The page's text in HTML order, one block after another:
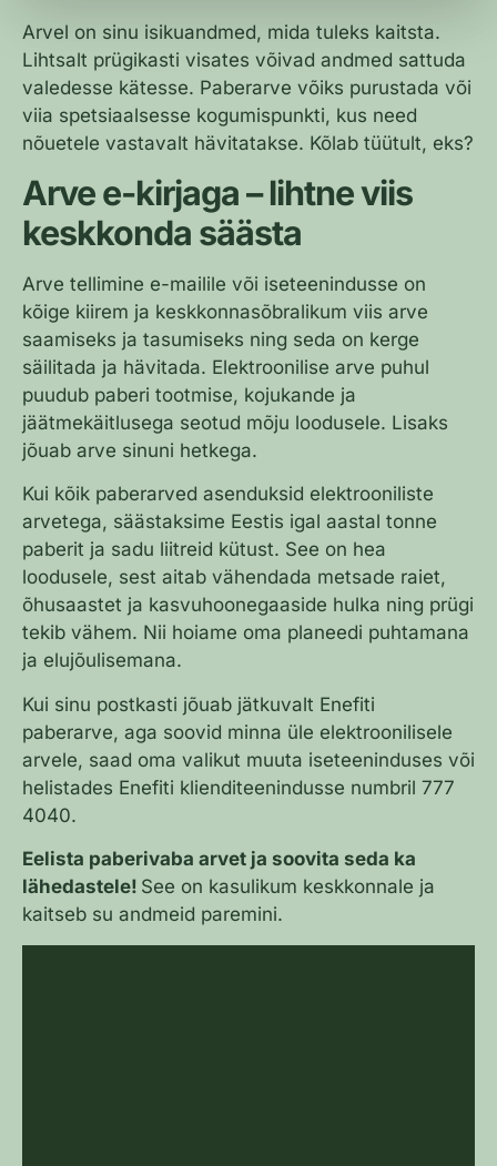
Arvel on sinu isikuandmed, mida tuleks kaitsta.
Lihtsalt prügikasti visates võivad andmed sattuda
valedesse kätesse. Paberarve võiks purustada või
viia spetsiaalsesse kogumispunkti, kus need
nõuetele vastavalt hävitatakse. Kõlab tüütult, eks?
Arve e-kirjaga – lihtne viis
keskkonda säästa
Arve tellimine e-mailile või iseteenindusse on
kõige kiirem ja keskkonnasõbralikum viis arve
saamiseks ja tasumiseks ning seda on kerge
säilitada ja hävitada. Elektroonilise arve puhul
puudub paberi tootmise, kojukande ja
jäätmekäitlusega seotud mõju loodusele. Lisaks
jõuab arve sinuni hetkega.
Kui kõik paberarved asenduksid elektrooniliste
arvetega, säästaksime Eestis igal aastal tonne
paberit ja sadu liitreid kütust. See on hea
loodusele, sest aitab vähendada metsade raiet,
õhusaastet ja kasvuhoonegaaside hulka ning prügi
tekib vähem. Nii hoiame oma planeedi puhtamana
ja elujõulisemana.
Kui sinu postkasti jõuab jätkuvalt Enefiti
paberarve, aga soovid minna üle elektroonilisele
arvele, saad oma valikut muuta iseteeninduses või
helistades Enefiti klienditeenindusse numbril 777
4040.
Eelista paberivaba arvet ja soovita seda ka
lähedastele! See on kasulikum keskkonnale ja
kaitseb su andmeid paremini.